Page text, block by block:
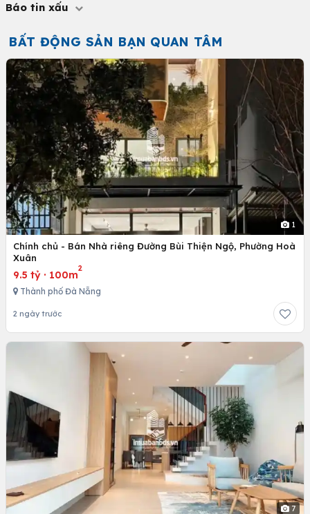
Báo tin xấu
BẤT ĐỘNG SẢN BẠN QUAN TÂM
1
Chính chủ - Bán Nhà riêng Đường Bùi Thiện Ngộ, Phường Hoà
Xuân
9.5 tỷ · 100m
2
Thành phố Đà Nẵng
2 ngày trước
7